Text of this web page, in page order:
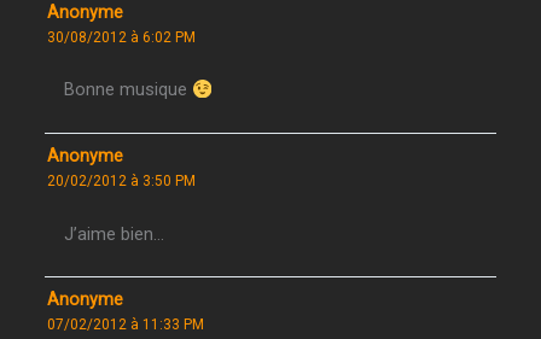
Anonyme
30/08/2012 à 6:02 PM
Bonne musique
Anonyme
20/02/2012 à 3:50 PM
J’aime bien…
Anonyme
07/02/2012 à 11:33 PM